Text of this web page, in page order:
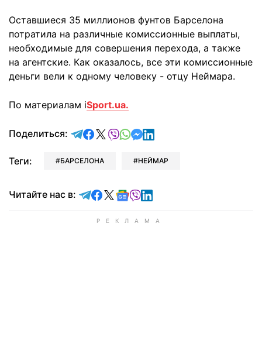
Оставшиеся 35 миллионов фунтов Барселона
потратила на различные комиссионные выплаты,
необходимые для совершения перехода, а также
на агентские. Как оказалось, все эти комиссионные
деньги вели к одному человеку - отцу Неймара.
По материалам iSport.ua.
Поделиться: отправить в Telegram
поделиться в Facebook
поделиться в X
отправить в Viber
отправить в Whatsapp
отправить в Messenger
отправить в LinkedIn
Теги: БАРСЕЛОНА НЕЙМАР
Читайте нас в: Читайте в Telegram
Читайте в Facebook
Читайте в X
Читайте в Google news
Читайте в Viber
Читайте в LinkedIn